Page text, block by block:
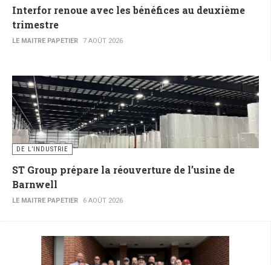
Interfor renoue avec les bénéfices au deuxième
trimestre
LE MAITRE PAPETIER 7 AOÛT 2026
DE L’INDUSTRIE
ST Group prépare la réouverture de l’usine de
Barnwell
LE MAITRE PAPETIER 6 AOÛT 2026